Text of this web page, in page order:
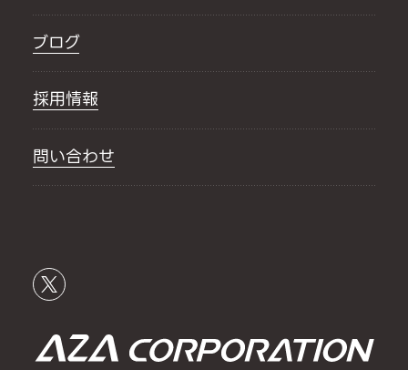
ブログ
採用情報
問い合わせ